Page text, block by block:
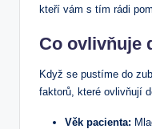
kteří vám s tím rádi
Co ovlivňuje
Když se pustíme do
faktorů, které ovlivňují
Věk pacienta: